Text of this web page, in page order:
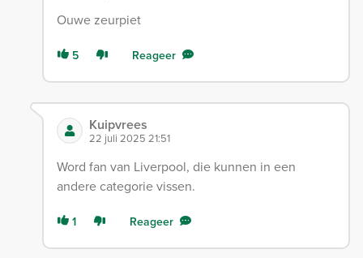
Ouwe zeurpiet
5 Reageer
Kuipvrees
22 juli 2025 21:51
Word fan van Liverpool, die kunnen in een
andere categorie vissen.
1 Reageer